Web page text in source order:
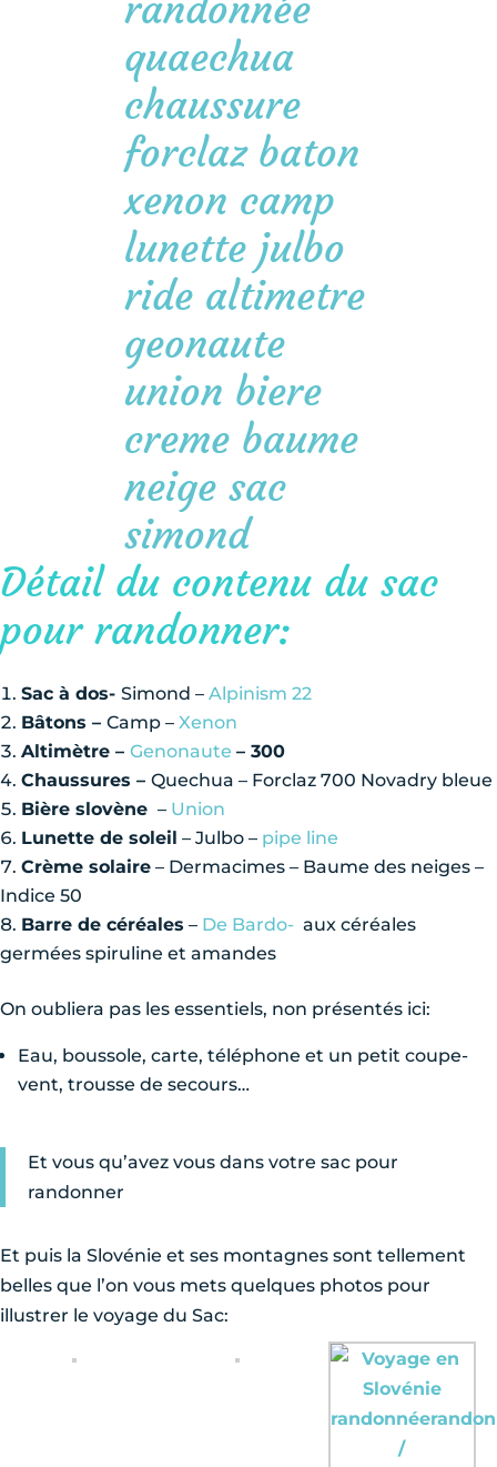
Détail du contenu du sac
pour randonner:
Sac à dos- Simond – Alpinism 22
Bâtons – Camp – Xenon
Altimètre – Genonaute – 300
Chaussures – Quechua – Forclaz 700 Novadry bleue
Bière slovène – Union
Lunette de soleil – Julbo – pipe line
Crème solaire – Dermacimes – Baume des neiges –
Indice 50
Barre de céréales – De Bardo- aux céréales
germées spiruline et amandes
On oubliera pas les essentiels, non présentés ici:
Eau, boussole, carte, téléphone et un petit coupe-
vent, trousse de secours…
Et vous qu’avez vous dans votre sac pour
randonner
Et puis la Slovénie et ses montagnes sont tellement
belles que l’on vous mets quelques photos pour
illustrer le voyage du Sac: